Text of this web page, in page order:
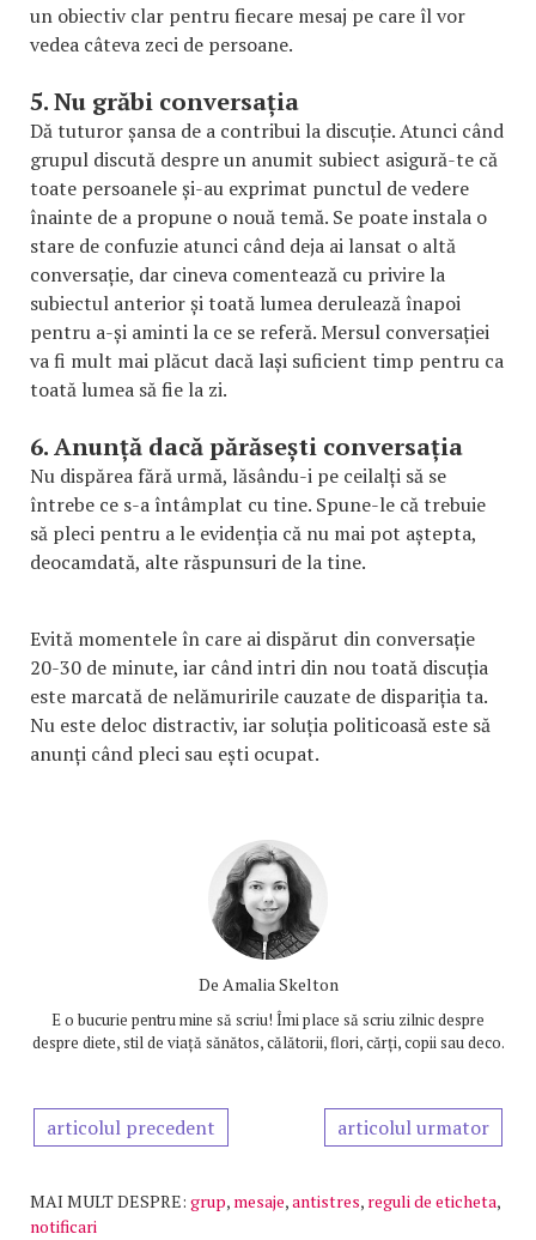
un obiectiv clar pentru fiecare mesaj pe care îl vor
vedea câteva zeci de persoane.
5. Nu grăbi conversația
Dă tuturor șansa de a contribui la discuție. Atunci când
grupul discută despre un anumit subiect asigură-te că
toate persoanele și-au exprimat punctul de vedere
înainte de a propune o nouă temă. Se poate instala o
stare de confuzie atunci când deja ai lansat o altă
conversație, dar cineva comentează cu privire la
subiectul anterior și toată lumea derulează înapoi
pentru a-și aminti la ce se referă. Mersul conversației
va fi mult mai plăcut dacă lași suficient timp pentru ca
toată lumea să fie la zi.
6. Anunță dacă părăsești conversația
Nu dispărea fără urmă, lăsându-i pe ceilalți să se
întrebe ce s-a întâmplat cu tine. Spune-le că trebuie
să pleci pentru a le evidenția că nu mai pot aștepta,
deocamdată, alte răspunsuri de la tine.
Evită momentele în care ai dispărut din conversație
20-30 de minute, iar când intri din nou toată discuția
este marcată de nelămuririle cauzate de dispariția ta.
Nu este deloc distractiv, iar soluția politicoasă este să
anunți când pleci sau ești ocupat.
De Amalia Skelton
E o bucurie pentru mine să scriu! Îmi place să scriu zilnic despre
despre diete, stil de viață sănătos, călătorii, flori, cărți, copii sau deco.
articolul precedent articolul urmator
MAI MULT DESPRE: grup, mesaje,antistres, reguli de eticheta,
notificari